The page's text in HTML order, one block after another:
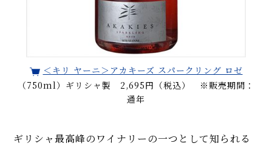
＜キリ ヤーニ＞アカキーズ スパークリング ロゼ
（750ml）ギリシャ製 2,695円（税込） ※販売期間：
通年
ギリシャ最高峰のワイナリーの一つとして知られる